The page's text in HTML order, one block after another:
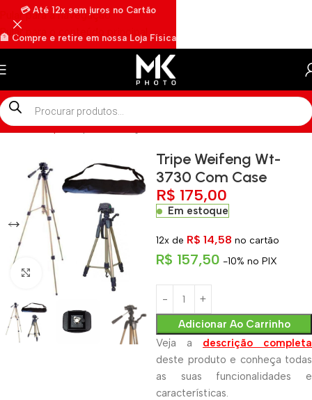
Pular para a navegação
Pular para o conteúdo principal
Início»Shop»Tripe Weifeng Wt-3730 Com Case
Clique para ampliar
Tripe Weifeng Wt-
3730 Com Case
R$ 175,00
Em estoque
12x de R$ 14,58 no cartão
R$ 157,50 -10% no PIX
Adicionar Ao Carrinho
Veja a descrição completa
deste produto e conheça todas
as suas funcionalidades e
características.
💳 Até 12x sem juros no Cartão
🏦 Compre e retire em nossa Loja Física
🏍️ Envios rápidos por Motoboy